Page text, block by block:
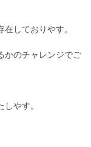
しておりやす。
かのチャレンジでご
やす。